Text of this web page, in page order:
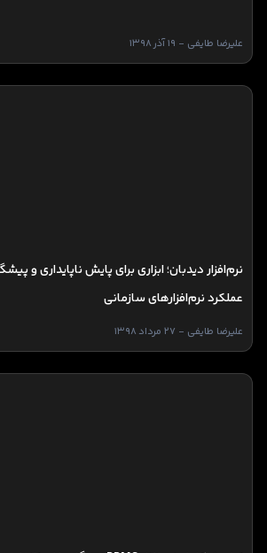
علیرضا طایفی - 19 آذر 1398
نرم‌افزار دیدبان؛ ابزاری برای پایش ناپایداری و
عملکرد نرم‌افزارهای سازمانی
علیرضا طایفی - 27 مرداد 1398